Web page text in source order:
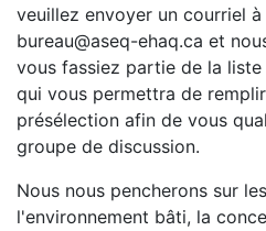
veuillez envoyer un courriel
bureau@aseq-ehaq.ca et
vous fassiez partie de la
qui vous permettra de
présélection afin de vous
groupe de discussion.
Nous nous pencherons sur
l'environnement bâti, la